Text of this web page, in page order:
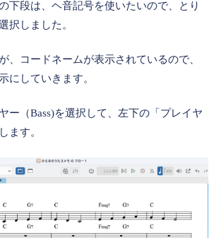
下段は、ヘ音記号を使いたいので、とり
択しました。
、コードネームが表示されているので、
にしていきます。
ー（Bass)を選択して、左下の「プレイヤ
ます。